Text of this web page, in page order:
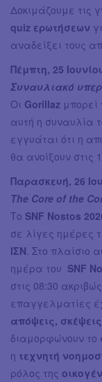
Δοκιμάζουμε τις
quiz ερωτήσεων
αναδείξει τους
Πέμπτη, 25
Συναυλιακό
Οι Gorillaz
αυτή η συναυλία
εγγυάται ότι η
θα ανοίξουν στις
Παρασκευή, 26
The Core of the
Το SNF Nostos
σε λίγες ημέρες
ΙΣΝ . Στο πλαίσιο
ημέρα του SNF
στις 08:30
επαγγελματίες
απόψεις,
διαμορφώνουν το
η τεχνητή
ρόλος της